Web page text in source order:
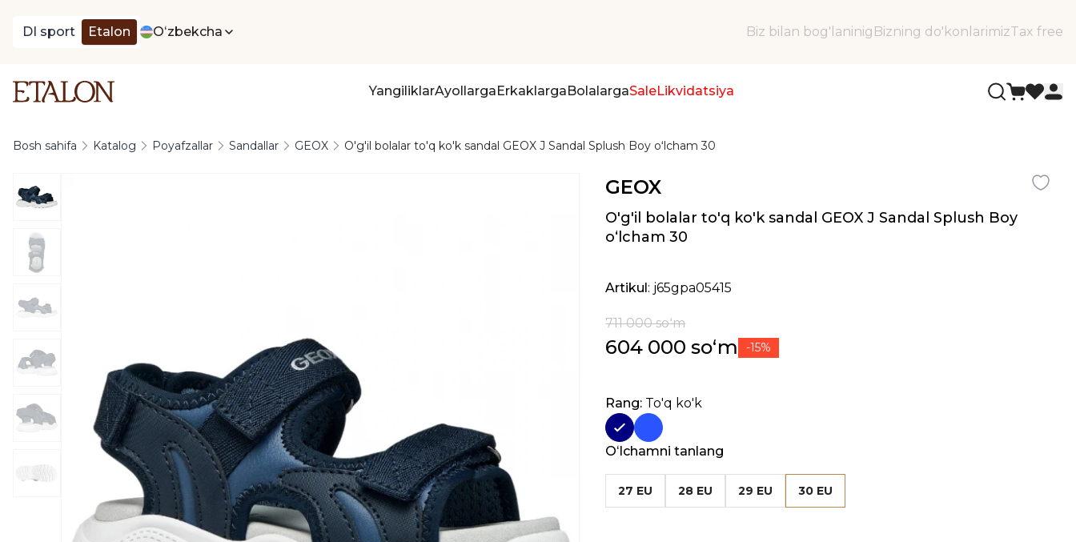
DI sport Etalon Oʻzbekcha Biz bilan bog'laninig Bizning do'konlarimizTax free
YangiliklarAyollargaErkaklargaBolalargaSaleLikvidatsiya
Bosh sahifa Katalog Poyafzallar Sandallar GEOX O'g'il bolalar to'q ko'k sandal GEOX J Sandal Splush Boy oʻlcham 30
GEOX
O'g'il bolalar to'q ko'k sandal GEOX J Sandal Splush Boy
oʻlcham 30
Artikul: j65gpa05415
711 000 soʻm
604 000 soʻm -15%
Rang: To'q ko'k
Oʻlchamni tanlang
27 EU 28 EU 29 EU 30 EU